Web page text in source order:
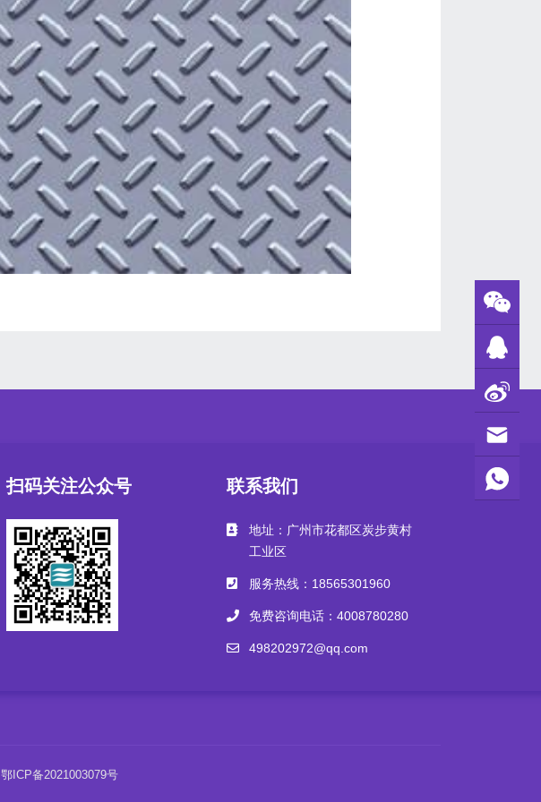
扫码关注公众号 联系我们
地址：广州市花都区炭步黄村
工业区
服务热线：18565301960
免费咨询电话：4008780280
498202972@qq.com
鄂ICP备2021003079号